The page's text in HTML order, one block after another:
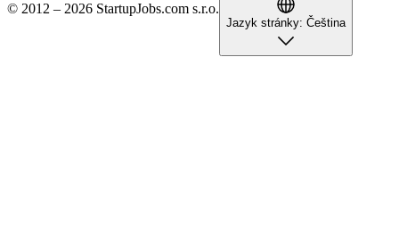
© 2012 – 2026 StartupJobs.com s.r.o.
Jazyk stránky: Čeština